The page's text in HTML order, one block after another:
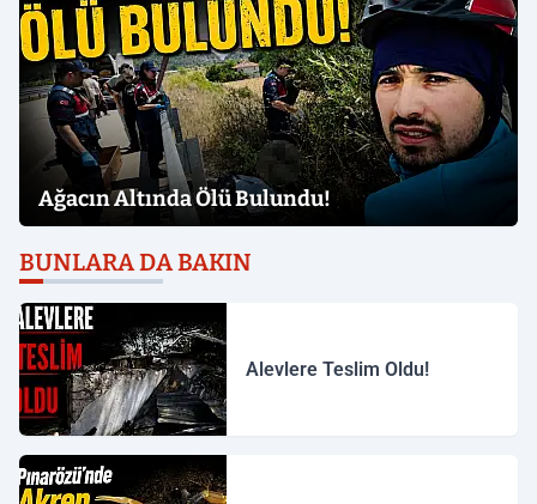
Ağacın Altında Ölü Bulundu!
BUNLARA DA BAKIN
Alevlere Teslim Oldu!